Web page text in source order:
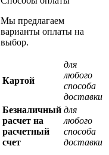
Мы предлагаем
варианты оплаты на
выбор.
Картой
для
любого
способа
доставки
Безналичный
расчет на
расчетный
счет
для
любого
способа
доставки